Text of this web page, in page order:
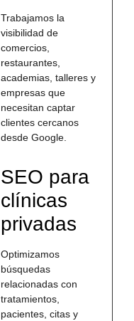
Trabajamos la
visibilidad de
comercios,
restaurantes,
academias, talleres y
empresas que
necesitan captar
clientes cercanos
desde Google.
SEO para
clínicas
privadas
Optimizamos
búsquedas
relacionadas con
tratamientos,
pacientes, citas y